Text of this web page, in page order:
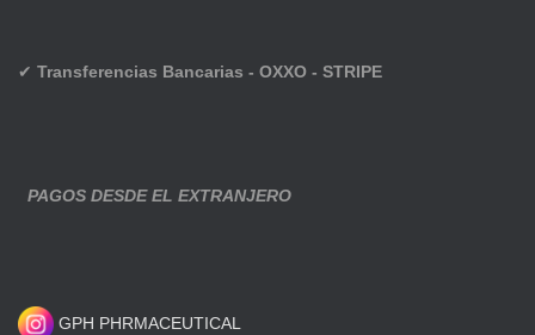
✔ Transferencias Bancarias - OXXO - STRIPE
PAGOS DESDE EL EXTRANJERO
GPH PHRMACEUTICAL